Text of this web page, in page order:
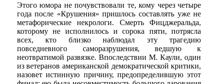
Этого юмора не почувствовали те, кому через четыре
года после «Крушения» пришлось составлять уже не
метафорические некрологи. Смерть Фицджеральда,
которому не исполнилось и сорока пяти, потрясла
всех, кто близко наблюдал эту трагедию
повседневного саморазрушения, ведшую к
неотвратимой развязке. Впоследствии М. Каули, один
из ветеранов американской демократической критики,
назовет истинную причину, предопределившую этот